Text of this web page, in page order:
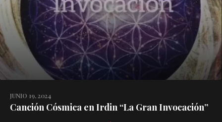
JUNIO 19, 2024
Canción Cósmica en Irdin “La Gran Invocación”